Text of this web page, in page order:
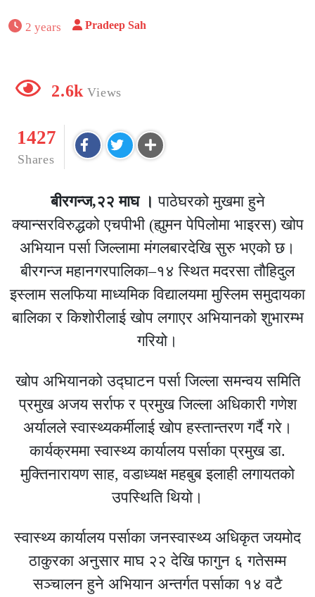
2 years Pradeep Sah
2.6k Views
1427
Shares
बीरगन्ज,२२ माघ । पाठेघरको मुखमा हुने
क्यान्सरविरुद्धको एचपीभी (ह्युमन पेपिलोमा भाइरस) खोप
अभियान पर्सा जिल्लामा मंगलबारदेखि सुरु भएको छ।
बीरगन्ज महानगरपालिका–१४ स्थित मदरसा तौहिदुल
इस्लाम सलफिया माध्यमिक विद्यालयमा मुस्लिम समुदायका
बालिका र किशोरीलाई खोप लगाएर अभियानको शुभारम्भ
गरियो।
खोप अभियानको उद्घाटन पर्सा जिल्ला समन्वय समिति
प्रमुख अजय सर्राफ र प्रमुख जिल्ला अधिकारी गणेश
अर्यालले स्वास्थ्यकर्मीलाई खोप हस्तान्तरण गर्दै गरे।
कार्यक्रममा स्वास्थ्य कार्यालय पर्साका प्रमुख डा.
मुक्तिनारायण साह, वडाध्यक्ष महबुब इलाही लगायतको
उपस्थिति थियो।
स्वास्थ्य कार्यालय पर्साका जनस्वास्थ्य अधिकृत जयमोद
ठाकुरका अनुसार माघ २२ देखि फागुन ६ गतेसम्म
सञ्चालन हुने अभियान अन्तर्गत पर्साका १४ वटै